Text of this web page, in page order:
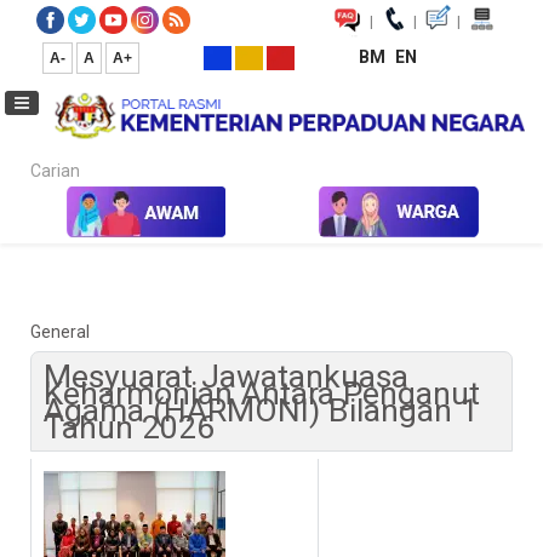
| | |
A- A A+ BM EN
Carian...
Laman Utama Kalendar Aktiviti & Program
General
Mesyuarat Jawatankuasa
Keharmonian Antara Penganut
Agama (HARMONI) Bilangan 1
Tahun 2026